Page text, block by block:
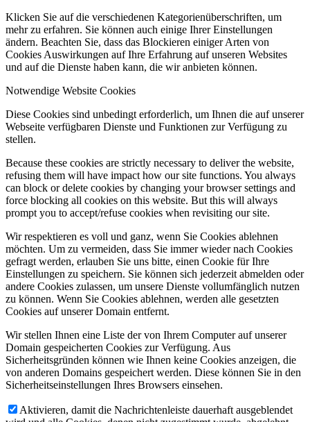
Klicken Sie auf die verschiedenen Kategorienüberschriften, um
mehr zu erfahren. Sie können auch einige Ihrer Einstellungen
ändern. Beachten Sie, dass das Blockieren einiger Arten von
Cookies Auswirkungen auf Ihre Erfahrung auf unseren Websites
und auf die Dienste haben kann, die wir anbieten können.
Notwendige Website Cookies
Diese Cookies sind unbedingt erforderlich, um Ihnen die auf unserer
Webseite verfügbaren Dienste und Funktionen zur Verfügung zu
stellen.
Because these cookies are strictly necessary to deliver the website,
refusing them will have impact how our site functions. You always
can block or delete cookies by changing your browser settings and
force blocking all cookies on this website. But this will always
prompt you to accept/refuse cookies when revisiting our site.
Wir respektieren es voll und ganz, wenn Sie Cookies ablehnen
möchten. Um zu vermeiden, dass Sie immer wieder nach Cookies
gefragt werden, erlauben Sie uns bitte, einen Cookie für Ihre
Einstellungen zu speichern. Sie können sich jederzeit abmelden oder
andere Cookies zulassen, um unsere Dienste vollumfänglich nutzen
zu können. Wenn Sie Cookies ablehnen, werden alle gesetzten
Cookies auf unserer Domain entfernt.
Wir stellen Ihnen eine Liste der von Ihrem Computer auf unserer
Domain gespeicherten Cookies zur Verfügung. Aus
Sicherheitsgründen können wie Ihnen keine Cookies anzeigen, die
von anderen Domains gespeichert werden. Diese können Sie in den
Sicherheitseinstellungen Ihres Browsers einsehen.
Aktivieren, damit die Nachrichtenleiste dauerhaft ausgeblendet